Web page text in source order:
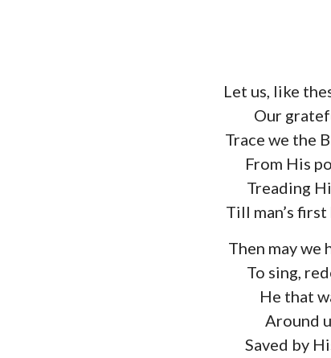
Let us, like
Our
Trace we the
From His
Treading
Till man’s
Then may we
To sing,
He that
Around
Saved by